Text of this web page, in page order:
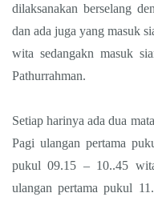
dilaksanakan berselang
dan ada juga yang masuk
wita sedangakn masuk
Pathurrahman.
Setiap harinya ada dua
Pagi ulangan pertama
pukul 09.15 – 10..45
ulangan pertama pukul